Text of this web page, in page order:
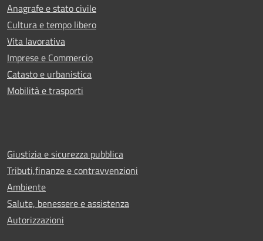
Anagrafe e stato civile
Cultura e tempo libero
Vita lavorativa
Imprese e Commercio
Catasto e urbanistica
Mobilità e trasporti
Giustizia e sicurezza pubblica
Tributi,finanze e contravvenzioni
Ambiente
Salute, benessere e assistenza
Autorizzazioni